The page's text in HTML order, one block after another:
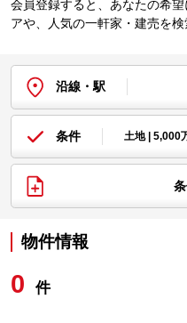
会員登録すると、あなたの希
アや、人気の一軒家・建売を検
沿線・駅
条件 土地 | 5,000
物件情報
0 件